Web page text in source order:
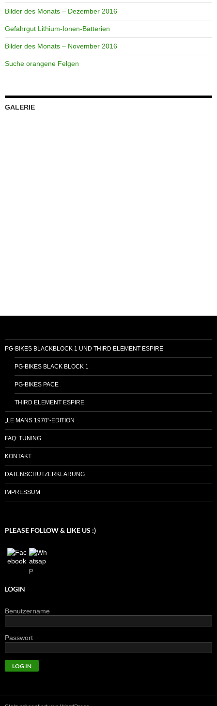
Bilder des Monats – Dezember 2016
Gefahrgut Lithium-Ionen-Batterien
Bilder des Monats – November 2016
Suche orangene Felgen
GALERIE
PG-BIKES BLACKBLOCK 1 UND THIRD ELEMENT ESPIRE
PG-BIKES BLACK BLOCK 1
PG-BIKES PACE
THIRD ELEMENT ESPIRE
„LE MANS 1970“-EDITION
FAQ: TUNING
KONTAKT
DATENSCHUTZERKLÄRUNG
IMPRESSUM
PLEASE FOLLOW & LIKE US :)
LOGIN
Benutzername
Passwort